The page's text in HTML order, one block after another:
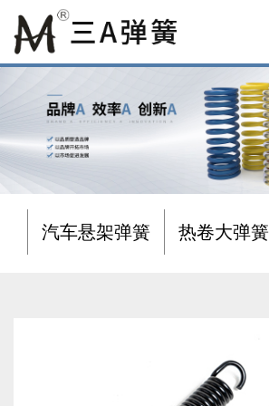
汽车悬架弹簧 热卷大弹簧